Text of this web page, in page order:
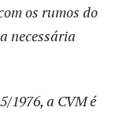
os rumos do
necessária
1976, a CVM é